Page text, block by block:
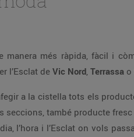
més ràpida, fàcil i
l’Esclat de Vic Nord, Terrassa o
a la cistella tots els
seccions, també producte
l’hora i l’Esclat on vols